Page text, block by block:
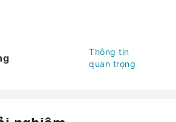
Thông tin
quan trọng